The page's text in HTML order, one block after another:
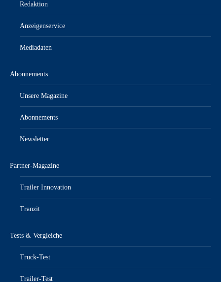
Redaktion
Anzeigenservice
Mediadaten
Abonnements
Unsere Magazine
Abonnements
Newsletter
Partner-Magazine
Trailer Innovation
Tranzit
Tests & Vergleiche
Truck-Test
Trailer-Test